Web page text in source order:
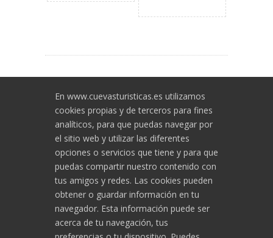
Asociación de Cuevas Turísticas
Españolas
cuevasturisticas@cuevasturisticas.es
Política de cookies
En www.cuevasturisticas.es utilizamos
cookies propias y de terceros para fines
analíticos, para que puedas navegar por
el sitio web y utilizar las diferentes
opciones o servicios que tiene y para que
puedas compartir nuestro contenido con
tus amigos y redes. Las cookies pueden
obtener o guardar información en tu
navegador. Esta información puede ser
acerca de tu navegación, tus